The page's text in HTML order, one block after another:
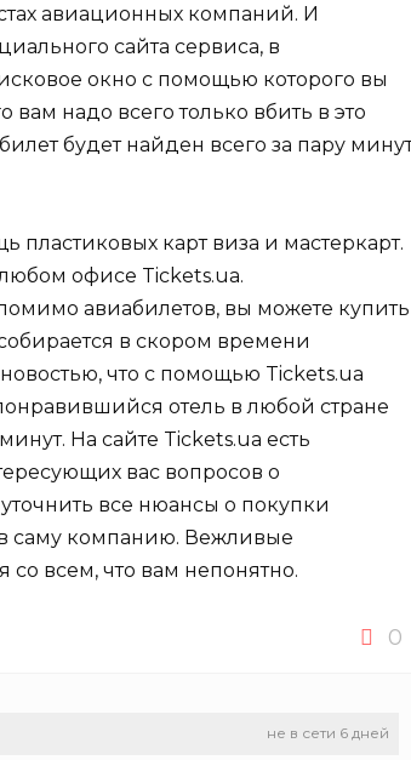
авиационных компаний. И
сайта сервиса, в
окно с помощью которого вы
надо всего только вбить в это
будет найден всего за пару
пластиковых карт виза и мастеркарт.
офисе Tickets.ua.
авиабилетов, вы можете купить
в скором времени
что с помощью Tickets.ua
отель в любой стране
На сайте Tickets.ua есть
вас вопросов о
все нюансы о покупки
саму компанию. Вежливые
со всем, что вам непонятно.
0
не в сети 6 дней